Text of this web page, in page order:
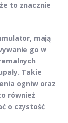
to znacznie
mają
go w
Takie
ogniw oraz
również
o czystość